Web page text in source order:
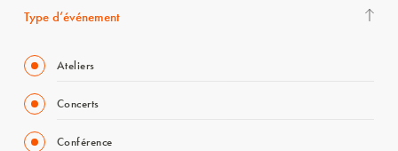
Type d’événement
Ateliers
Concerts
Conférence